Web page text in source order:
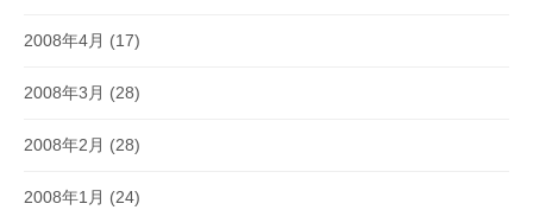
2008年4月 (17)
2008年3月 (28)
2008年2月 (28)
2008年1月 (24)